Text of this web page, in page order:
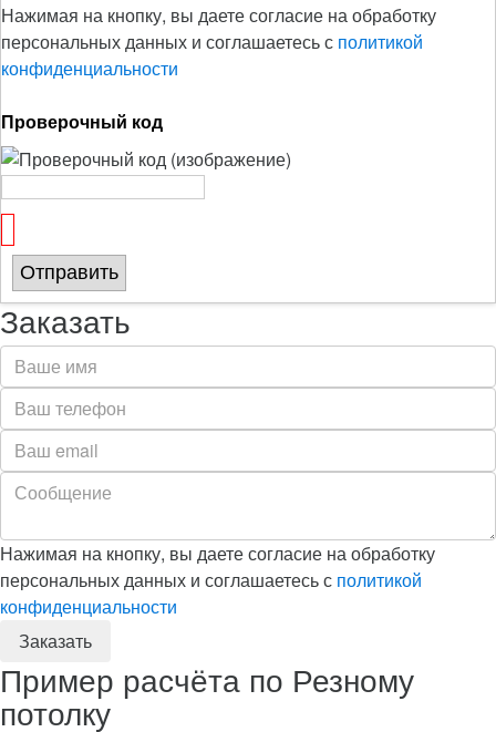
Нажимая на кнопку, вы даете согласие на обработку
персональных данных и соглашаетесь с политикой
конфиденциальности
Проверочный код
Отправить
Заказать
Нажимая на кнопку, вы даете согласие на обработку
персональных данных и соглашаетесь с политикой
конфиденциальности
Пример расчёта по Резному
потолку